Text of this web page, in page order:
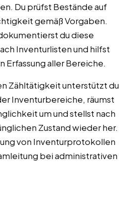
Du prüfst Bestände auf
gemäß Vorgaben.
du diese
Inventurlisten und hilfst
Erfassung aller Bereiche.
Zähltätigkeit unterstützt du
Inventurbereiche, räumst
um und stellst nach
Zustand wieder her.
von Inventurprotokollen
bei administrativen